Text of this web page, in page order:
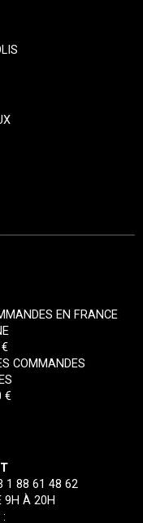
EN FRANCE
COMMANDES
€
1 88 61 48 62
9H À 20H